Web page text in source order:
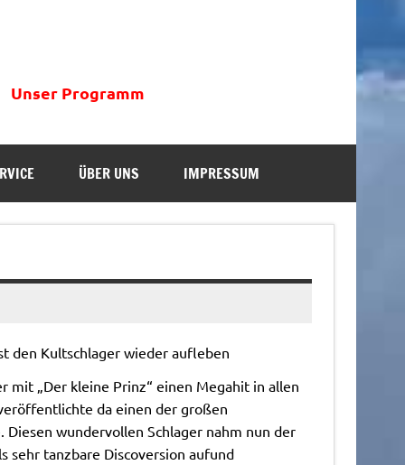
Unser Programm
ÜBER UNS IMPRESSUM
den Kultschlager wieder aufleben
mit „Der kleine Prinz“ einen Megahit in allen
da einen der großen
wundervollen Schlager nahm nun der
sehr tanzbare Discoversion aufund